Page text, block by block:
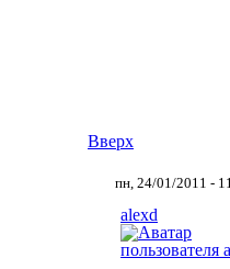
Вверх
пн, 24/01/2011 -
alexd